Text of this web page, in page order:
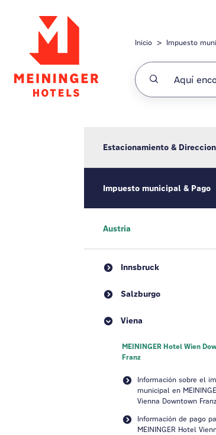
Inicio Impuesto
Estacionamiento &
Impuesto municipal & Pago
Austria
Innsbruck
Salzburgo
Viena
MEININGER Hotel Wien
Franz
Información sobre el
municipal en
Vienna Downtown Franz
Información de pago
MEININGER Hotel